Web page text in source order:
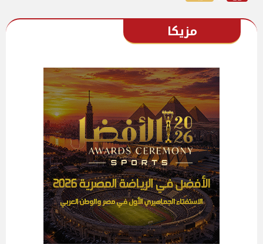
مزيكا